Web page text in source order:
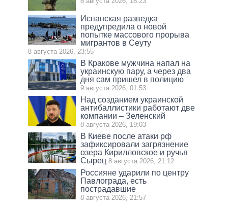
Испанская разведка
предупредила о новой
попытке массового прорыва
мигрантов в Сеуту
8 августа 2026, 23:55
В Кракове мужчина напал на
украинскую пару, а через два
дня сам пришел в полицию
9 августа 2026, 01:53
Над созданием украинской
антибаллистики работают две
компании – Зеленский
8 августа 2026, 19:03
В Киеве после атаки рф
зафиксировали загрязнение
озера Кирилловское и ручья
Сырец 8 августа 2026, 21:12
Россияне ударили по центру
Павлограда, есть
пострадавшие
8 августа 2026, 21:57